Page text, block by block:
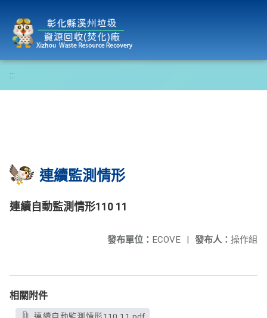
:::
連續監測情形
連續自動監測情形110 11
發布人： 操作組
發布單位： ECOVE |
相關附件